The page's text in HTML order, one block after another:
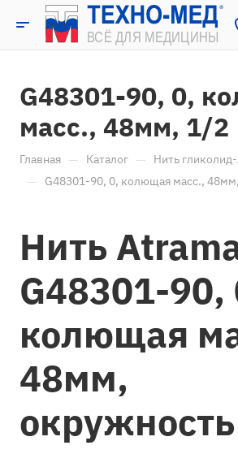
G48301-90, 0,
масс., 48мм, 1/2
Главная — Каталог — Нить
— G48301-90, 0, колющая масс.,
Нить
G48301-90,
колющая
48мм,